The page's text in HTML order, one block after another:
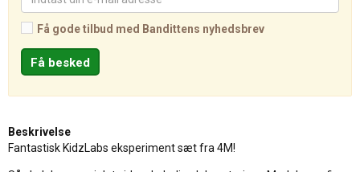
Få gode tilbud med Bandittens nyhedsbrev
Beskrivelse
Fantastisk KidzLabs eksperiment sæt fra 4M!